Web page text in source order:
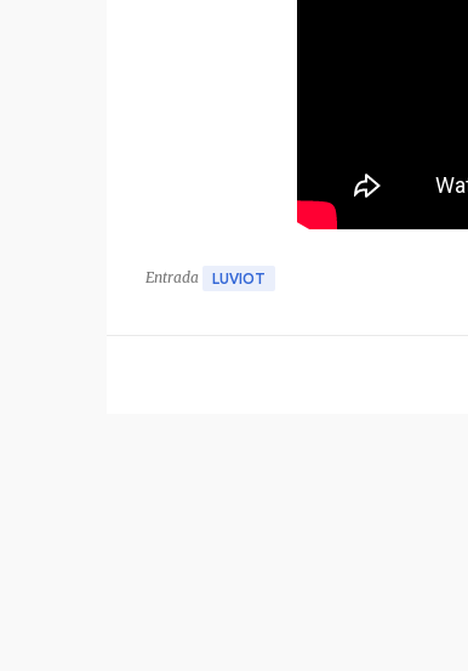
Entrada LUVIOT